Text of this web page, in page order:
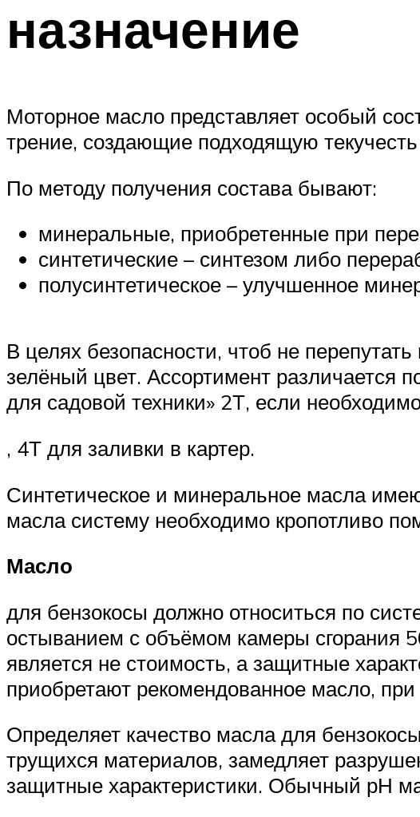
назначение
Моторное масло представляет особый
трение, создающие подходящую
По методу получения состава бывают:
минеральные, приобретенные при
синтетические – синтезом либо
полусинтетическое – улучшенное
В целях безопасности, чтоб не
зелёный цвет. Ассортимент различается
для садовой техники» 2Т, если
, 4Т для заливки в картер.
Синтетическое и минеральное масла
масла систему необходимо кропотливо
Масло
для бензокосы должно относиться по
остыванием с объёмом камеры сгорания
является не стоимость, а защитные
приобретают рекомендованное масло,
Определяет качество масла для
трущихся материалов, замедляет
защитные характеристики. Обычный рН